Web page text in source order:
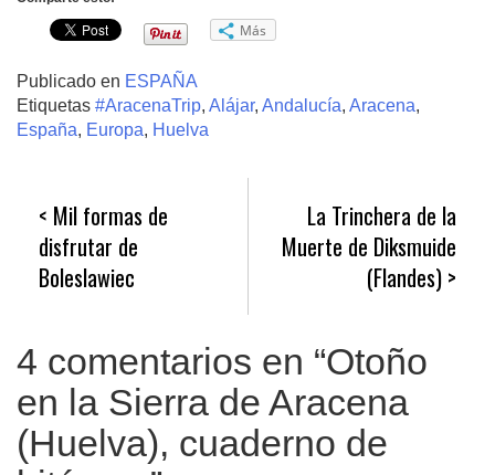
Más
Publicado en ESPAÑA
Etiquetas #AracenaTrip, Alájar, Andalucía, Aracena,
España, Europa, Huelva
Navegación
de
entradas
Mil formas de
disfrutar de
Boleslawiec
La Trinchera de la
Muerte de Diksmuide
(Flandes)
4 comentarios en “Otoño
en la Sierra de Aracena
(Huelva), cuaderno de